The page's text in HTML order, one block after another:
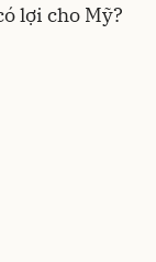
lợi cho Mỹ?